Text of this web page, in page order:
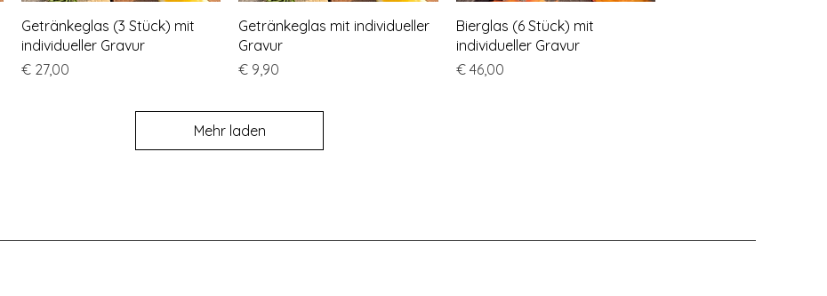
Schnellansicht
Getränkeglas (3 Stück) mit
individueller Gravur
Preis
€ 27,00
Schnellansicht
Getränkeglas mit individueller
Gravur
Preis
€ 9,90
Schnellansicht
Bierglas (6 Stück) mit
individueller Gravur
Preis
€ 46,00
Mehr laden